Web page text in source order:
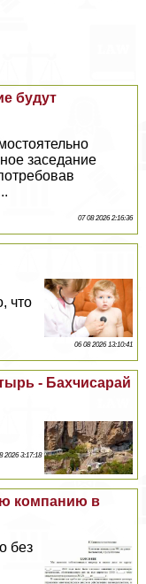
будут
заседание
07 08 2026 2:16:36
что
06 08 2026 13:10:41
- Бахчисарай
2026 3:17:18
компанию в
без